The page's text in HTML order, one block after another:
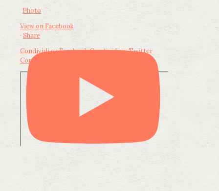
Photo
View on Facebook
· Share
Condividi su FacebookCondividi su Twitter
Condividi su LinkedIn